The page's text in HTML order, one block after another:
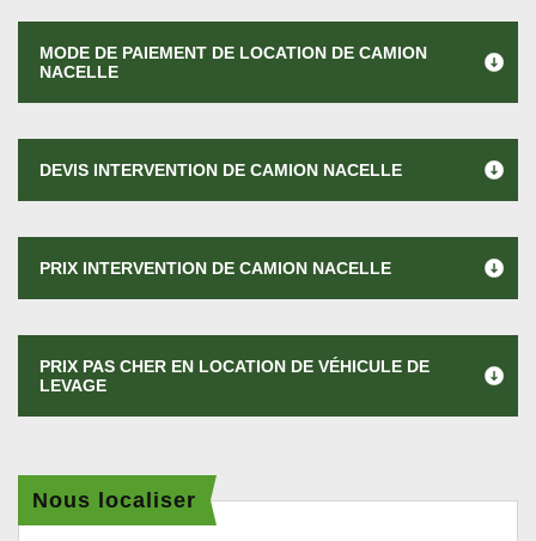
MODE DE PAIEMENT DE LOCATION DE CAMION
NACELLE
DEVIS INTERVENTION DE CAMION NACELLE
PRIX INTERVENTION DE CAMION NACELLE
PRIX PAS CHER EN LOCATION DE VÉHICULE DE
LEVAGE
Nous localiser